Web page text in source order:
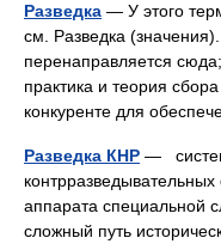
Разведка — У этого
см. Разведка
перенаправляется
практика и теория
конкуренте для
Разведка КНР —
аппарата специальной
сложный путь